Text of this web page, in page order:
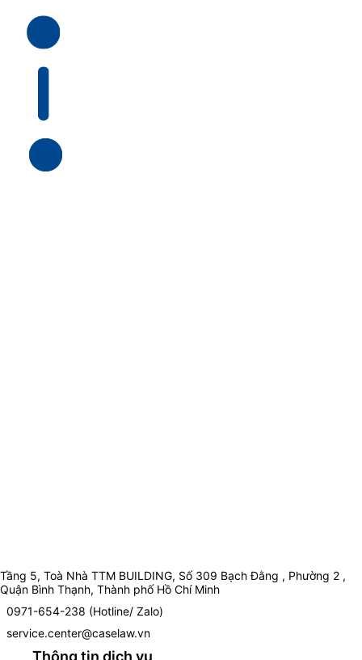
Tầng 5, Toà Nhà TTM BUILDING, Số 309 Bạch Đằng , Phường 2 ,
Quận Bình Thạnh, Thành phố Hồ Chí Minh
0971-654-238 (Hotline/ Zalo)
service.center@caselaw.vn
Thông tin dịch vụ